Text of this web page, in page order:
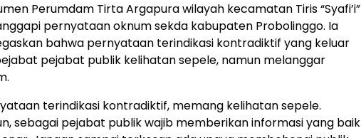
Perumdam Tirta Argapura wilayah kecamatan Tiris “Syafi’i”
pernyataan oknum sekda kabupaten Probolinggo. Ia
bahwa pernyataan terindikasi kontradiktif yang keluar
pejabat publik kelihatan sepele, namun melanggar
terindikasi kontradiktif, memang kelihatan sepele.
sebagai pejabat publik wajib memberikan informasi yang baik